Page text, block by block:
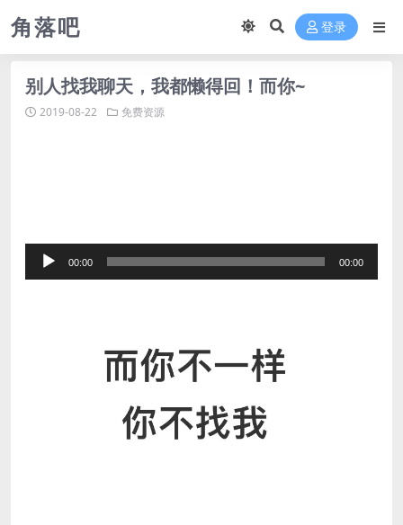
角落吧 登录
别人找我聊天，我都懒得回！而你~
2019-08-22 免费资源
频
00:00 00:00